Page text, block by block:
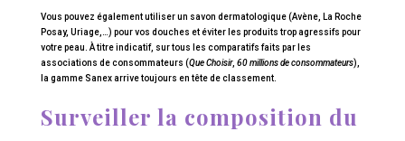
Vous pouvez également utiliser un savon dermatologique (Avène, La Roche
Posay, Uriage,…) pour vos douches et éviter les produits trop agressifs pour
votre peau. À titre indicatif, sur tous les comparatifs faits par les
associations de consommateurs (Que Choisir, 60 millions de consommateurs),
la gamme Sanex arrive toujours en tête de classement.
Surveiller la composition du